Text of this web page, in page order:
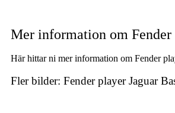
Mer information om
Här hittar ni mer information om Fender
Fler bilder: Fender player Jaguar